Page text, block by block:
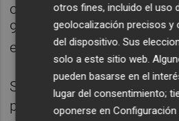
once años después firmó
91, superando a Ángel
español con más triunfos
Segundo terminó Viñales,
posible sanción por la
otros fines, incluido el uso
geolocalización precisos y
del dispositivo. Sus
solo a este sitio web.
pueden basarse en el
lugar del consentimiento;
oponerse enConfiguración